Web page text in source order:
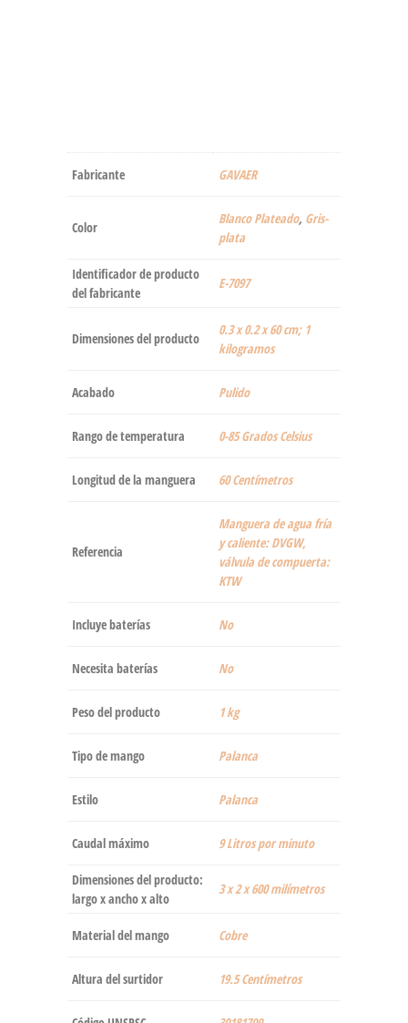
Fabricante ‎GAVAER
Color
Blanco Plateado, Gris-
plata
Identificador de producto
del fabricante
‎E-7097
Dimensiones del producto
‎0.3 x 0.2 x 60 cm; 1
kilogramos
Acabado ‎Pulido
Rango de temperatura ‎0-85 Grados Celsius
Longitud de la manguera ‎60 Centímetros
Referencia
‎Manguera de agua fría
y caliente: DVGW,
válvula de compuerta:
KTW
Incluye baterías ‎No
Necesita baterías ‎No
Peso del producto ‎1 kg
Tipo de mango ‎Palanca
Estilo ‎Palanca
Caudal máximo ‎9 Litros por minuto
Dimensiones del producto:
largo x ancho x alto
‎3 x 2 x 600 milímetros
Material del mango ‎Cobre
Altura del surtidor ‎19.5 Centímetros